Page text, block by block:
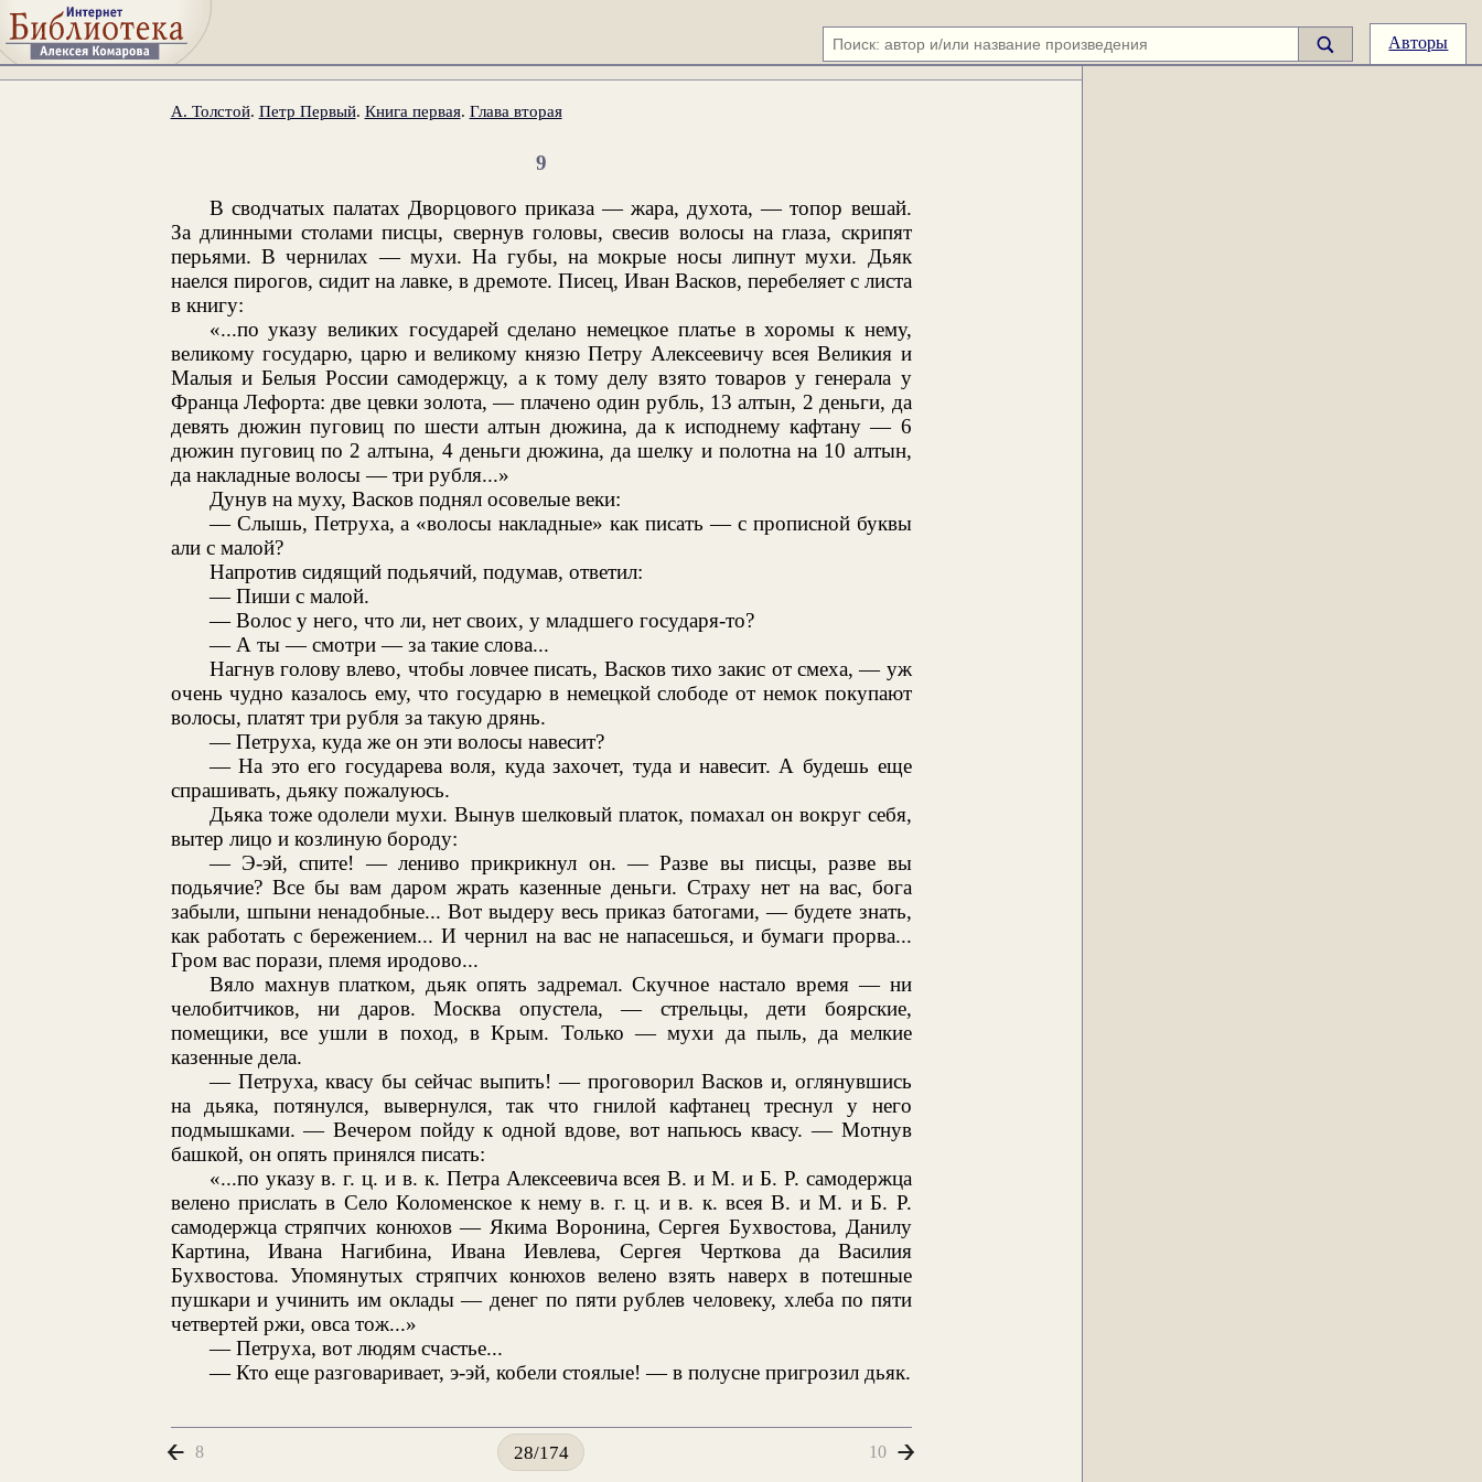
Авторы
А. Толстой. Петр Первый. Книга первая. Глава вторая
9
В сводчатых палатах Дворцового приказа — жара, духота, — топор вешай.
За длинными столами писцы, свернув головы, свесив волосы на глаза, скрипят
перьями. В чернилах — мухи. На губы, на мокрые носы липнут мухи. Дьяк
наелся пирогов, сидит на лавке, в дремоте. Писец, Иван Васков, перебеляет с листа
в книгу:
«...по указу великих государей сделано немецкое платье в хоромы к нему,
великому государю, царю и великому князю Петру Алексеевичу всея Великия и
Малыя и Белыя России самодержцу, а к тому делу взято товаров у генерала у
Франца Лефорта: две цевки золота, — плачено один рубль, 13 алтын, 2 деньги, да
девять дюжин пуговиц по шести алтын дюжина, да к исподнему кафтану — 6
дюжин пуговиц по 2 алтына, 4 деньги дюжина, да шелку и полотна на 10 алтын,
да накладные волосы — три рубля...»
Дунув на муху, Васков поднял осовелые веки:
— Слышь, Петруха, а «волосы накладные» как писать — с прописной буквы
али с малой?
Напротив сидящий подьячий, подумав, ответил:
— Пиши с малой.
— Волос у него, что ли, нет своих, у младшего государя-то?
— А ты — смотри — за такие слова...
Нагнув голову влево, чтобы ловчее писать, Васков тихо закис от смеха, — уж
очень чудно казалось ему, что государю в немецкой слободе от немок покупают
волосы, платят три рубля за такую дрянь.
— Петруха, куда же он эти волосы навесит?
— На это его государева воля, куда захочет, туда и навесит. А будешь еще
спрашивать, дьяку пожалуюсь.
Дьяка тоже одолели мухи. Вынув шелковый платок, помахал он вокруг себя,
вытер лицо и козлиную бороду:
— Э-эй, спите! — лениво прикрикнул он. — Разве вы писцы, разве вы
подьячие? Все бы вам даром жрать казенные деньги. Страху нет на вас, бога
забыли, шпыни ненадобные... Вот выдеру весь приказ батогами, — будете знать,
как работать с бережением... И чернил на вас не напасешься, и бумаги прорва...
Гром вас порази, племя иродово...
Вяло махнув платком, дьяк опять задремал. Скучное настало время — ни
челобитчиков, ни даров. Москва опустела, — стрельцы, дети боярские,
помещики, все ушли в поход, в Крым. Только — мухи да пыль, да мелкие
казенные дела.
— Петруха, квасу бы сейчас выпить! — проговорил Васков и, оглянувшись
на дьяка, потянулся, вывернулся, так что гнилой кафтанец треснул у него
подмышками. — Вечером пойду к одной вдове, вот напьюсь квасу. — Мотнув
башкой, он опять принялся писать:
«...по указу в. г. ц. и в. к. Петра Алексеевича всея В. и М. и Б. Р. самодержца
велено прислать в Село Коломенское к нему в. г. ц. и в. к. всея В. и М. и Б. Р.
самодержца стряпчих конюхов — Якима Воронина, Сергея Бухвостова, Данилу
Картина, Ивана Нагибина, Ивана Иевлева, Сергея Черткова да Василия
Бухвостова. Упомянутых стряпчих конюхов велено взять наверх в потешные
пушкари и учинить им оклады — денег по пяти рублев человеку, хлеба по пяти
четвертей ржи, овса тож...»
— Петруха, вот людям счастье...
— Кто еще разговаривает, э-эй, кобели стоялые! — в полусне пригрозил дьяк.
8 28/174 10